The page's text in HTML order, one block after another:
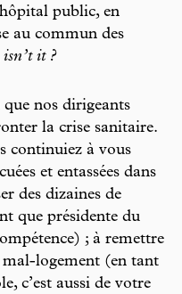
public, en
au commun des
isn’t it ?
nos dirigeants
la crise sanitaire.
continuiez à vous
et entassées dans
des dizaines de
que présidente du
; à remettre
mal-logement (en tant
c’est aussi de votre